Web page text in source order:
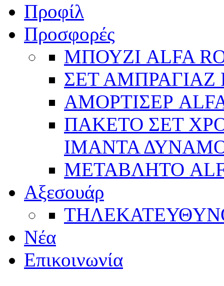
Προφίλ
Προσφορές
ΜΠΟΥΖΙ ALFA
ΣΕΤ ΑΜΠΡΑΓΙΑΖ
ΑΜΟΡΤΙΣΕΡ
ΠΑΚΕΤΟ ΣΕΤ
ΙΜΑΝΤΑ ΔΥΝΑΜΟ
ΜΕΤΑΒΛΗΤΟ
Αξεσουάρ
Νέα
Επικοινωνία